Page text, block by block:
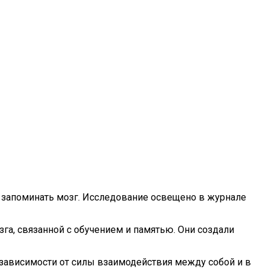
Сложных Жизненных Обстоятельствах
мозг. Исследование освещено в журнале
связанной с обучением и памятью. Они создали
от силы взаимодействия между собой и в